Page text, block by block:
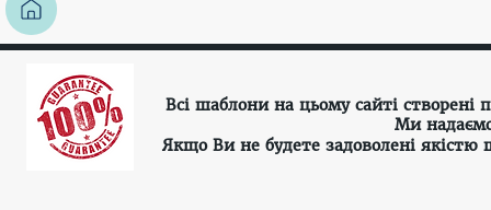
Всі шаблони на цьому сайті
Ми
Якщо Ви не будете задоволені